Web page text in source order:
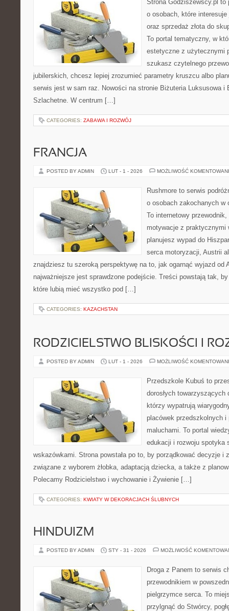
Strona Godziszewscy.pl
o osobach, które
oraz sprzedaż złota do
To portal tematyczny, w
estetyczne z użytecznymi
szukasz czytelnego
jubilerskich, chcesz lepiej zrozumieć parametry kruszcu albo
serwis jest w sam raz. Nowości na stronie Biżuteria Luksusowa i
Szlachetne. W centrum […]
CATEGORIES: ZABAWA I ROZWÓJ
FRANCJA
POSTED BY ADMIN LUT - 1 - 2026 MOŻLIWOŚĆ
Rushmore to serwis
o osobach zakochanych w
To internetowy
motywacje z praktycznymi
planujesz wypad do
serca motoryzacji, Austrii
znajdziesz tu szeroką perspektywę na to, jak ogarnąć wyjazd od
najważniejsze jest sprawdzone podejście. Treści powstają tak,
które lubią mieć wszystko pod […]
CATEGORIES: KAZACHSTAN
RODZICIELSTWO BLISKOŚCI I
POSTED BY ADMIN LUT - 1 - 2026 MOŻLIWOŚĆ
Przedszkole Kubuś to
dorosłych
którzy wypatrują
placówek przedszkolnych i
maluchami. To portal
edukacji i rozwoju spotyka
wskazówkami. Strona powstała po to, by porządkować decyzje i
związane z wyborem żłobka, adaptacją dziecka, a także z
Polecamy Rodzicielstwo i wychowanie i Żywienie […]
CATEGORIES: KWIATY W DEKORACJACH ŚLUBNYCH
HINDUIZM
POSTED BY ADMIN STY - 31 - 2026 MOŻLIWOŚĆ
Droga z Panem to serwis
przewodnikiem w
pielgrzymce serca. To
przylgnąć do Stwórcy,